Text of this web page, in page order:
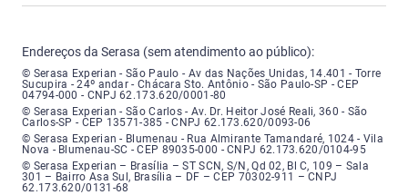
Endereços da Serasa (sem atendimento ao público):
Serasa Experian - São Paulo - Endereço: Avenida das Nações Unidas,
© Serasa Experian - São Paulo - Av das Nações Unidas, 14.401 - Torre
Sucupira - 24º andar - Chácara Sto. Antônio - São Paulo-SP - CEP
04794-000 - CNPJ 62.173.620/0001-80
Serasa Experian - São Carlos - Endereço: Avenida Doutor Heitor José
© Serasa Experian - São Carlos - Av. Dr. Heitor José Reali, 360 - São
Carlos-SP - CEP 13571-385 - CNPJ 62.173.620/0093-06
Serasa Experian - Blumenau - Endereço: Rua Almirante Tamandaré,
© Serasa Experian - Blumenau - Rua Almirante Tamandaré, 1024 - Vila
Nova - Blumenau-SC - CEP 89035-000 - CNPJ 62.173.620/0104-95
Serasa Experian - Brasília, Endereço: Setor Comercial Norte, sem
© Serasa Experian – Brasília – ST SCN, S/N, Qd 02, Bl C, 109 – Sala
301 – Bairro Asa Sul, Brasília – DF – CEP 70302-911 – CNPJ
62.173.620/0131-68